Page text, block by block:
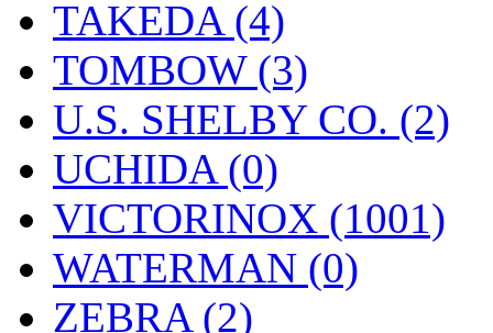
TAKEDA (4)
TOMBOW (3)
U.S. SHELBY CO. (2)
UCHIDA (0)
VICTORINOX (1001)
WATERMAN (0)
ZEBRA (2)